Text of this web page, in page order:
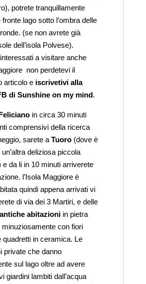
potrete tranquillamente
fronte lago sotto l’ombra delle
(se non avrete già
dell’isola Polvese).
a visitare anche
non perdetevi il
articolo e iscrivetivi alla
di Sunshine on my mind.
in circa 30 minuti
comprensivi della ricerca
sarete a Tuoro(dove è
deliziosa piccola
e da li in 10 minuti arriverete
l’Isola Maggiore è
quindi appena arrivati vi
di via dei 3 Martiri, e delle
abitazioniin pietra
minuziosamente con fiori
quadretti in ceramica. Le
private che danno
sul lago oltre ad avere
giardini lambiti dall’acqua